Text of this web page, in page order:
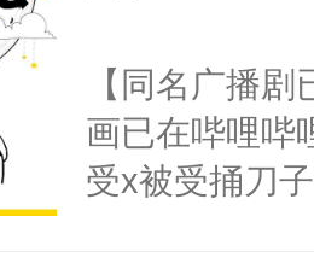
朝，一个从
为三种性别。
构与男子相同
了一颗红色的
【同名广播
画已在哔哩哔
受x被受捅刀